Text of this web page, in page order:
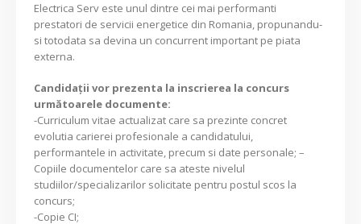
Electrica Serv este unul dintre cei mai performanti
prestatori de servicii energetice din Romania, propunandu-
si totodata sa devina un concurrent important pe piata
externa.
Candidaţii vor prezenta la inscrierea la concurs
următoarele documente:
-Curriculum vitae actualizat care sa prezinte concret
evolutia carierei profesionale a candidatului,
performantele in activitate, precum si date personale; –
Copiile documentelor care sa ateste nivelul
studiilor/specializarilor solicitate pentru postul scos la
concurs;
-Copie CI;